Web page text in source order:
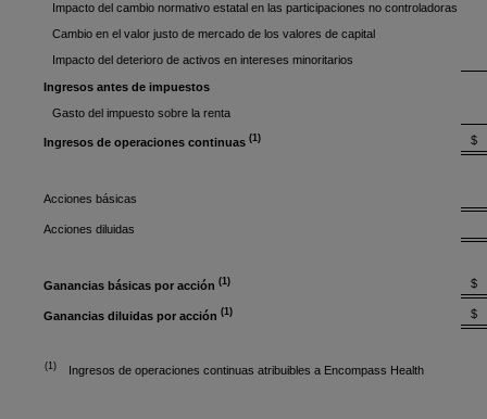
Impacto del cambio normativo estatal en las participaciones no controladoras
Cambio en el valor justo de mercado de los valores de capital
Impacto del deterioro de activos en intereses minoritarios
Ingresos antes de impuestos
Gasto del impuesto sobre la renta
Ingresos de operaciones continuas (1) $
Acciones básicas
Acciones diluidas
Ganancias básicas por acción (1) $
Ganancias diluidas por acción (1) $
(1) Ingresos de operaciones continuas atribuibles a Encompass Health